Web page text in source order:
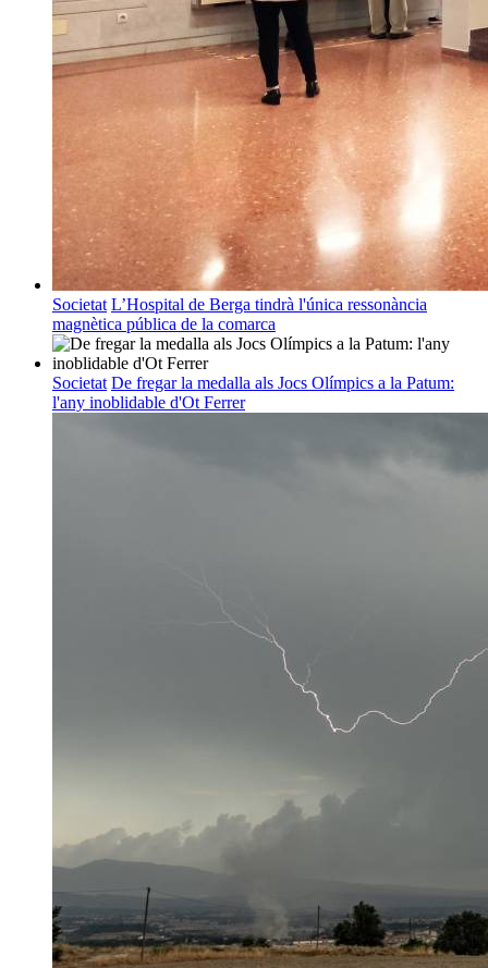
Societat L’Hospital de Berga tindrà l'única ressonància
magnètica pública de la comarca
Societat De fregar la medalla als Jocs Olímpics a la Patum:
l'any inoblidable d'Ot Ferrer